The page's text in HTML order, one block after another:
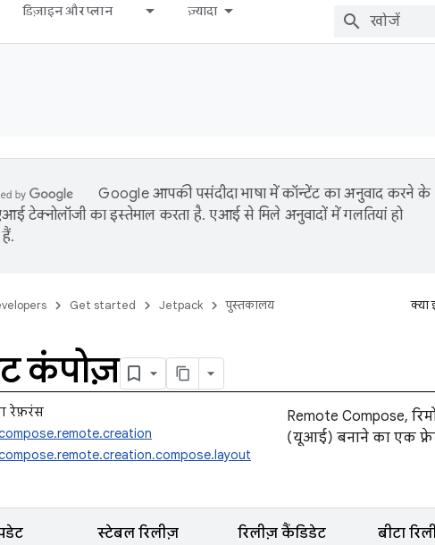
डिज़ाइन और प्लान ज़्यादा
Google आपकी पसंदीदा भाषा में कॉन्टेंट का अनुवाद करने के
टेक्नोलॉजी का इस्तेमाल करता है. एआई से मिले अनुवादों में गलतियां हो
Get started Jetpack पुस्तकालय क्या
कंपोज़
रेफ़रंस
Remote Compose,
(यूआई) बनाने का एक
स्टेबल रिलीज़ रिलीज़ कैंडिडेट बीटा